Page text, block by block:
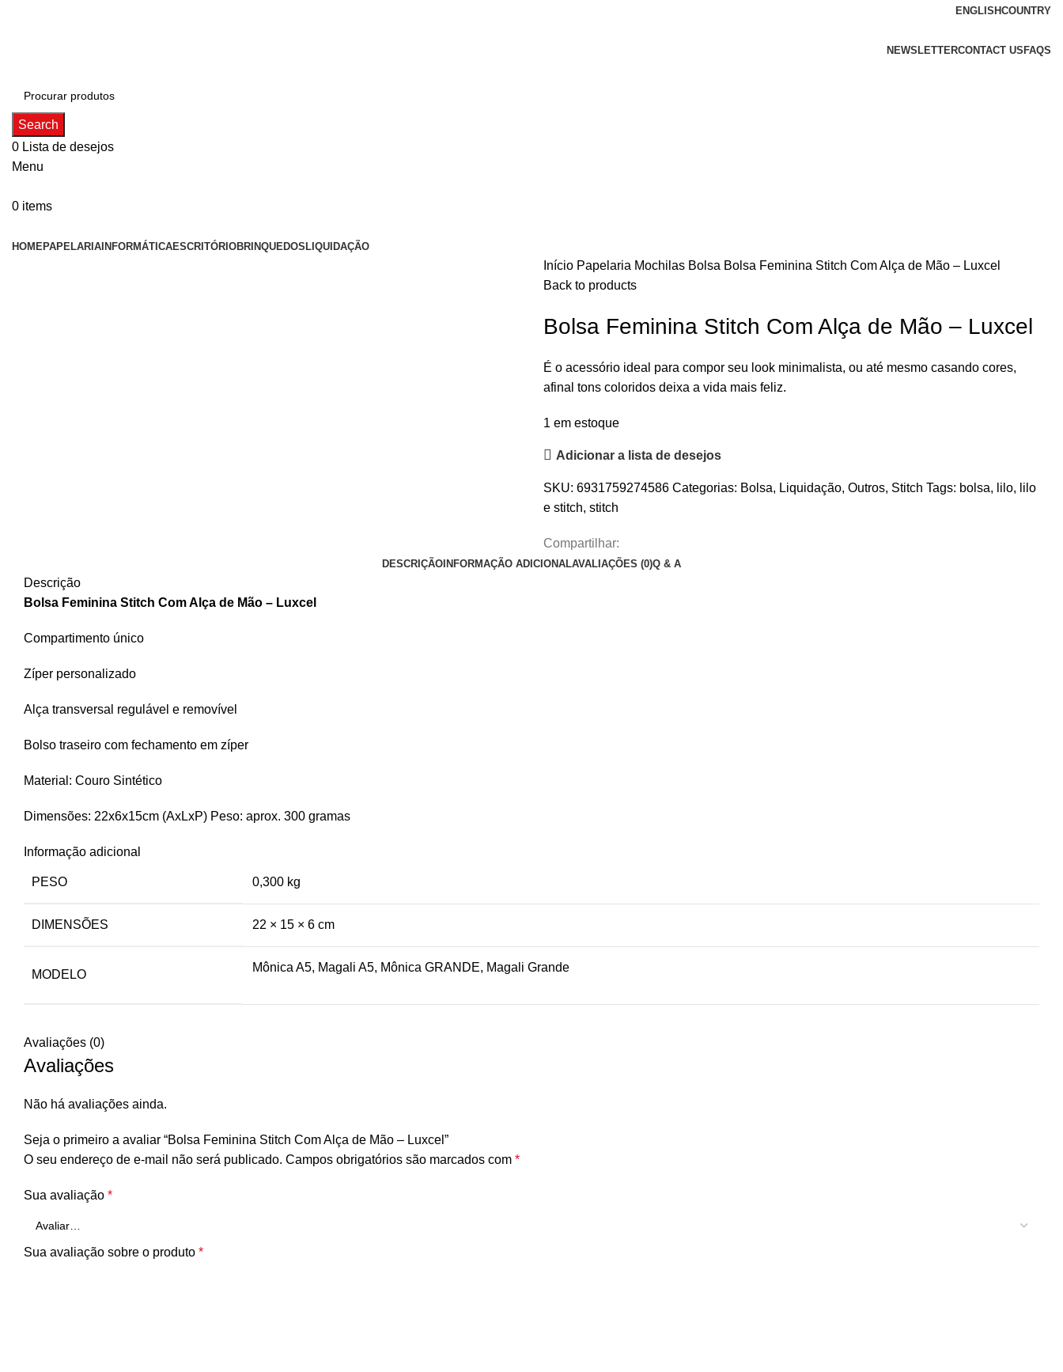
ENGLISHCOUNTRY
NEWSLETTERCONTACT US FAQS
Search
0 Lista de desejos
Menu
0 items
HOMEPAPELARIA INFORMÁTICAESCRITÓRIOBRINQUEDOS LIQUIDAÇÃO
Início Papelaria Mochilas Bolsa Bolsa Feminina Stitch Com Alça de Mão – Luxcel
Back to products
Bolsa Feminina Stitch Com Alça de Mão – Luxcel
O
preço
era:
O
preço
é:
É o acessório ideal para compor seu look minimalista, ou até mesmo casando cores,
afinal tons coloridos deixa a vida mais feliz.
1 em estoque
Adicionar a lista de desejos
SKU: 6931759274586 Categorias: Bolsa, Liquidação, Outros, Stitch Tags: bolsa, lilo, lilo
e stitch, stitch
Compartilhar:
DESCRIÇÃO INFORMAÇÃO ADICIONALAVALIAÇÕES (0)Q & A
Descrição
Bolsa Feminina Stitch Com Alça de Mão – Luxcel
Compartimento único
Zíper personalizado
Alça transversal regulável e removível
Bolso traseiro com fechamento em zíper
Material: Couro Sintético
Dimensões: 22x6x15cm (AxLxP) Peso: aprox. 300 gramas
Informação adicional
PESO 0,300 kg
DIMENSÕES 22 × 15 × 6 cm
MODELO
Mônica A5, Magali A5, Mônica GRANDE, Magali Grande
Avaliações (0)
Avaliações
Não há avaliações ainda.
Seja o primeiro a avaliar “Bolsa Feminina Stitch Com Alça de Mão – Luxcel”
O seu endereço de e-mail não será publicado. Campos obrigatórios são marcados com *
Sua avaliação *
Sua avaliação sobre o produto *